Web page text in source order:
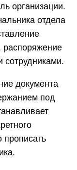
организации.
отдела
распоряжение
сотрудниками.
документа
под
прописать